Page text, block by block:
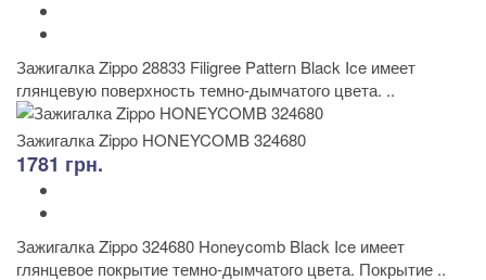
Зажигалка Zippo 28833 Filigree Pattern Black Ice имеет
глянцевую поверхность темно-дымчатого цвета. ..
Зажигалка Zippo HONEYCOMB 324680
1781 грн.
Зажигалка Zippo 324680 Honeycomb Black Ice имеет
глянцевое покрытие темно-дымчатого цвета. Покрытие ..